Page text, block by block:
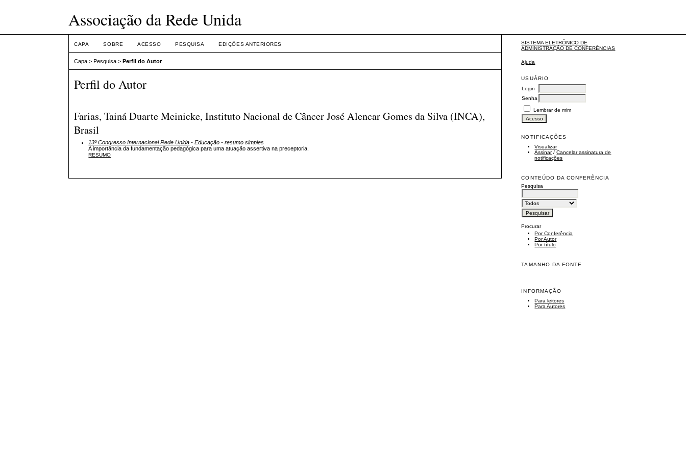
Associação da Rede Unida
SISTEMA ELETRÔNICO DE
ADMINISTRAÇÃO DE CONFERÊNCIAS
Ajuda
USUÁRIO
Login
Senha
Lembrar de mim
NOTIFICAÇÕES
Visualizar
Assinar/Cancelar assinatura de
notificações
CONTEÚDO DA CONFERÊNCIA
Pesquisa
Procurar
Por Conferência
Por Autor
Por título
TAMANHO DA FONTE
INFORMAÇÃO
Para leitores
Para Autores
CAPA SOBRE ACESSO PESQUISA EDIÇÕES ANTERIORES
Capa >Pesquisa >Perfil do Autor
Perfil do Autor
Farias, Tainá Duarte Meinicke, Instituto Nacional de Câncer José Alencar Gomes da Silva (INCA),
Brasil
13º Congresso Internacional Rede Unida - Educação - resumo simples
A importância da fundamentação pedagógica para uma atuação assertiva na preceptoria.
RESUMO